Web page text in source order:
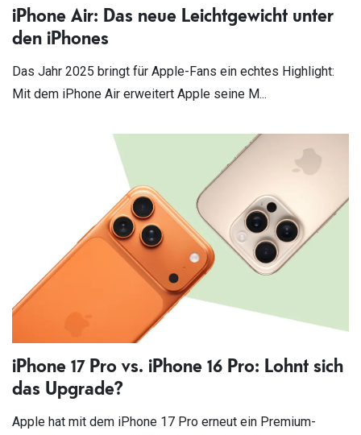
iPhone Air: Das neue Leichtgewicht unter
den iPhones
Das Jahr 2025 bringt für Apple-Fans ein echtes Highlight:
Mit dem iPhone Air erweitert Apple seine M...
iPhone 17 Pro vs. iPhone 16 Pro: Lohnt sich
das Upgrade?
Apple hat mit dem iPhone 17 Pro erneut ein Premium-